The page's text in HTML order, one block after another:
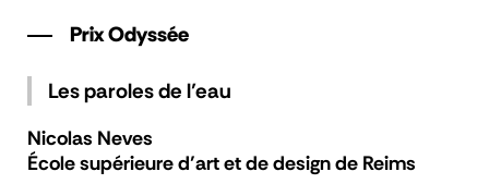
Prix Odyssée
Les paroles de l’eau
Nicolas Neves
Écolesupérieure d’art et de design de Reims